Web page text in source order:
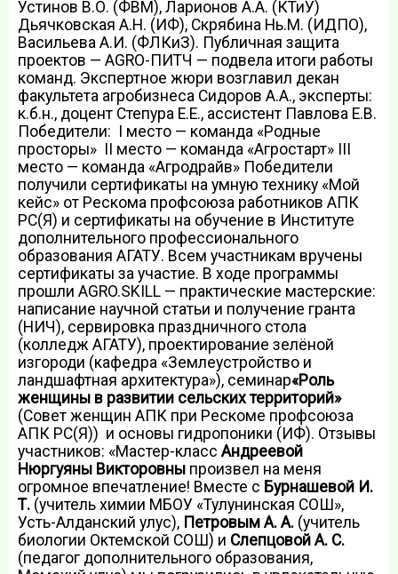
Устинов В.О. (ФВМ), Ларионов А.А. (КТиУ)
Дьячковская А.Н. (ИФ), Скрябина Нь.М. (ИДПО),
Васильева А.И. (ФЛКиЗ). Публичная защита
проектов — AGRO-ПИТЧ — подвела итоги работы
команд. Экспертное жюри возглавил декан
факультета агробизнеса Сидоров А.А., эксперты:
к.б.н., доцент Степура Е.Е., ассистент Павлова Е.В.
Победители: I место — команда «Родные
просторы» II место — команда «Агростарт» III
место — команда «Агродрайв» Победители
получили сертификаты на умную технику «Мой
кейс» от Рескома профсоюза работников АПК
РС(Я) и сертификаты на обучение в Институте
дополнительного профессионального
образования АГАТУ. Всем участникам вручены
сертификаты за участие. В ходе программы
прошли AGRO.SKILL — практические мастерские:
написание научной статьи и получение гранта
(НИЧ), сервировка праздничного стола
(колледж АГАТУ), проектирование зелёной
изгороди (кафедра «Землеустройство и
ландшафтная архитектура»), семинар«Роль
женщины в развитии сельских территорий»
(Совет женщин АПК при Рескоме профсоюза
АПК РС(Я)) и основы гидропоники (ИФ). Отзывы
участников: «Мастер-класс Андреевой
Нюргуяны Викторовны произвел на меня
огромное впечатление! Вместе с Бурнашевой И.
Т. (учитель химии МБОУ «Тулунинская СОШ»,
Усть-Алданский улус), Петровым А. А. (учитель
биологии Октемской СОШ) и Слепцовой А. С.
(педагог дополнительного образования,